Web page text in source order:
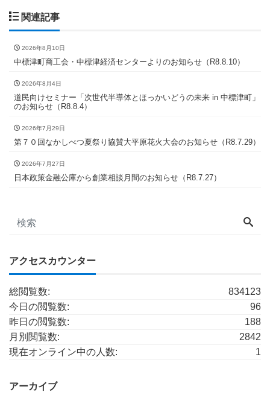
関連記事
2026年8月10日
中標津町商工会・中標津経済センターよりのお知らせ（R8.8.10）
2026年8月4日
道民向けセミナー「次世代半導体とほっかいどうの未来 in 中標津町」
のお知らせ（R8.8.4）
2026年7月29日
第７０回なかしべつ夏祭り協賛大平原花火大会のお知らせ（R8.7.29）
2026年7月27日
日本政策金融公庫から創業相談月間のお知らせ（R8.7.27）
アクセスカウンター
834123
総閲覧数:
96
今日の閲覧数:
188
昨日の閲覧数:
2842
月別閲覧数:
1
現在オンライン中の人数:
アーカイブ